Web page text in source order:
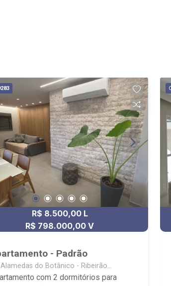
R$ 8.500,00 L
R$ 798.000,00 V
- Padrão
Alamedas do Botânico - Ribeirão
Preto/SP
com 2 dormitórios para